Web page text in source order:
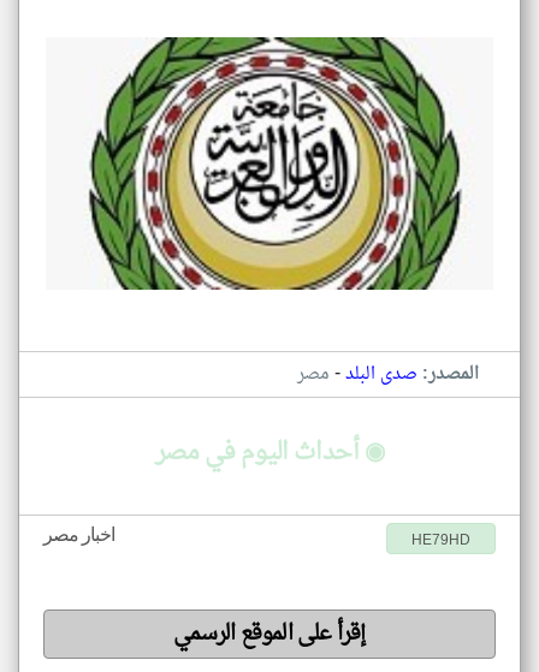
المصدر: صدى البلد-مصر
◉ أحداث اليوم في مصر
اخبار مصر HE79HD
إقرأ على الموقع الرسمي